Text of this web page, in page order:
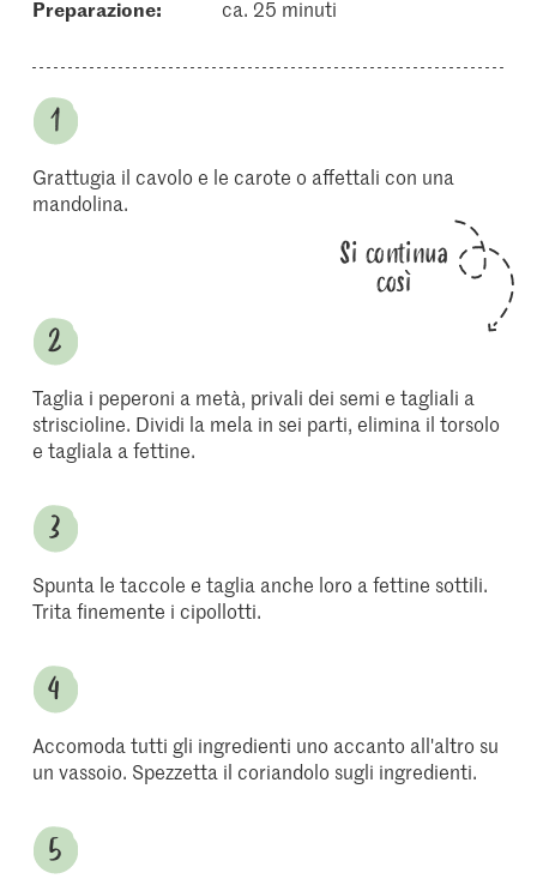
Preparazione: ca. 25 minuti
Grattugia il cavolo e le carote o affettali con una
mandolina.
Si continua
così
Taglia i peperoni a metà, privali dei semi e tagliali a
striscioline. Dividi la mela in sei parti, elimina il torsolo
e tagliala a fettine.
Spunta le taccole e taglia anche loro a fettine sottili.
Trita finemente i cipollotti.
Accomoda tutti gli ingredienti uno accanto all'altro su
un vassoio. Spezzetta il coriandolo sugli ingredienti.